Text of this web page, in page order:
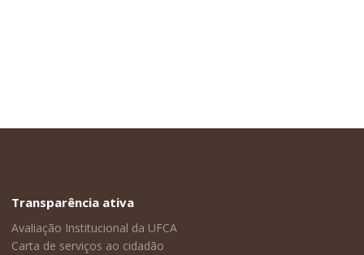
Transparência ativa
Avaliação Institucional da UFCA
Carta de serviços ao cidadão